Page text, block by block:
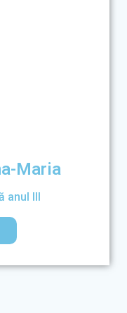
Maria
III